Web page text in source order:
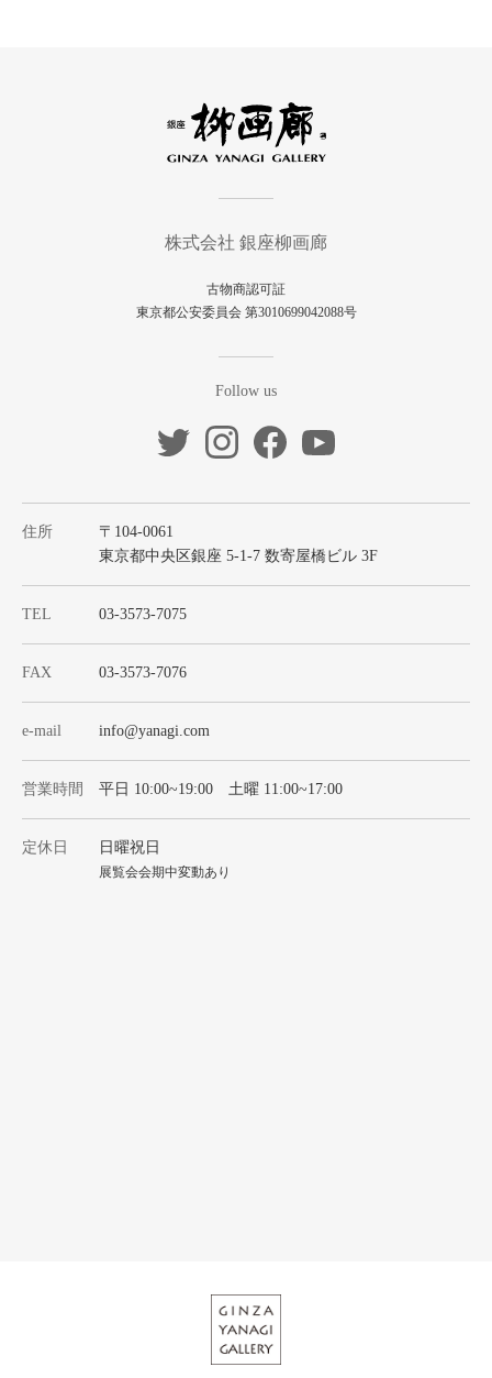
株式会社 銀座柳画廊
古物商認可証
東京都公安委員会 第3010699042088号
Follow us
住所
〒104-0061
東京都中央区銀座 5-1-7 数寄屋橋ビル 3F
TEL 03-3573-7075
FAX 03-3573-7076
e-mail info@yanagi.com
営業時間 平日 10:00~19:00 土曜 11:00~17:00
定休日 日曜祝日
展覧会会期中変動あり